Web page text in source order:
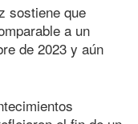
sostiene que
a un
de 2023 y aún